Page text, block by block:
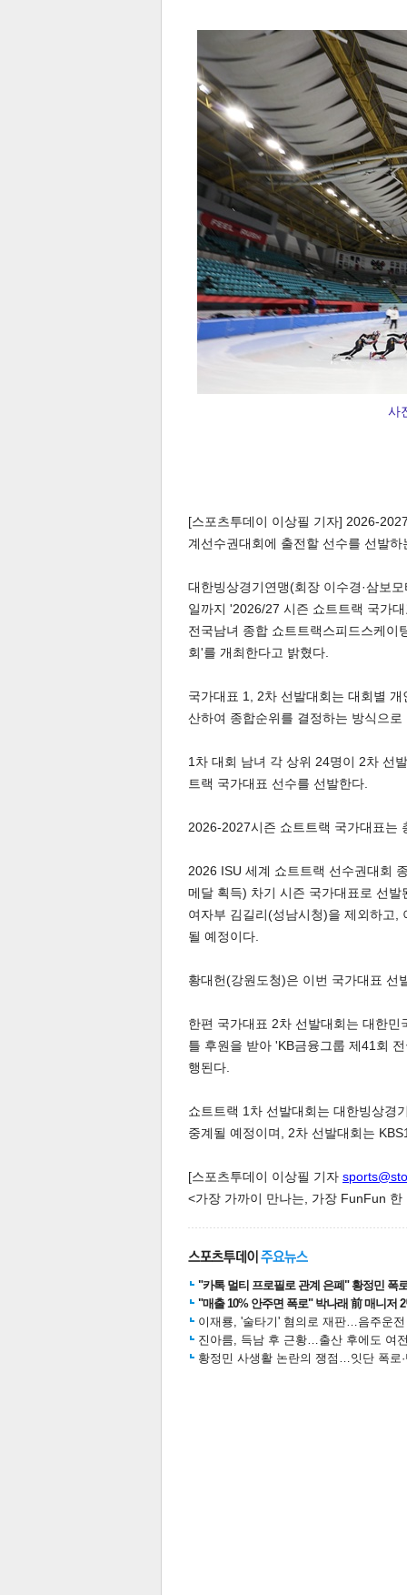
로그 즐겨찾기
최신 뉴스 연예 스
페이
스북
트위
터 공
밴드
공유 버블
댓글
달기
사
[스포츠투데이 이상필 기자] 2026-
계선수권대회에 출전할 선수를 선발
대한빙상경기연맹(회장 이수경·삼보
일까지 '2026/27 시즌 쇼트트랙 국가
전국남녀 종합 쇼트트랙스피드스케
회'를 개최한다고 밝혔다.
국가대표 1, 2차 선발대회는 대회별
산하여 종합순위를 결정하는 방식으로
1차 대회 남녀 각 상위 24명이 2차 선
트랙 국가대표 선수를 선발한다.
2026-2027시즌 쇼트트랙 국가대표는
2026 ISU 세계 쇼트트랙 선수권대회
메달 획득) 차기 시즌 국가대표로 선
여자부 김길리(성남시청)을 제외하고,
될 예정이다.
황대헌(강원도청)은 이번 국가대표 선
한편 국가대표 2차 선발대회는 대한
틀 후원을 받아 'KB금융그룹 제41회
행된다.
쇼트트랙 1차 선발대회는 대한빙상경
중계될 예정이며, 2차 선발대회는
[스포츠투데이 이상필 기자
<가장 가까이 만나는, 가장 FunFun
"카톡 멀티 프로필로 관계 은폐" 황정민 폭
"매출 10% 안주면 폭로" 박나래 前 매니저
이재룡, '술타기' 혐의로 재판…음주운
진아름, 득남 후 근황…출산 후에도 여
황정민 사생활 논란의 쟁점…잇단 폭로